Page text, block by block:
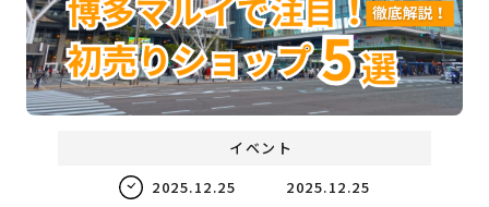
福岡の教育・子育て情報
福岡のビジネス情報
イベント
2025.12.25
2025.12.25